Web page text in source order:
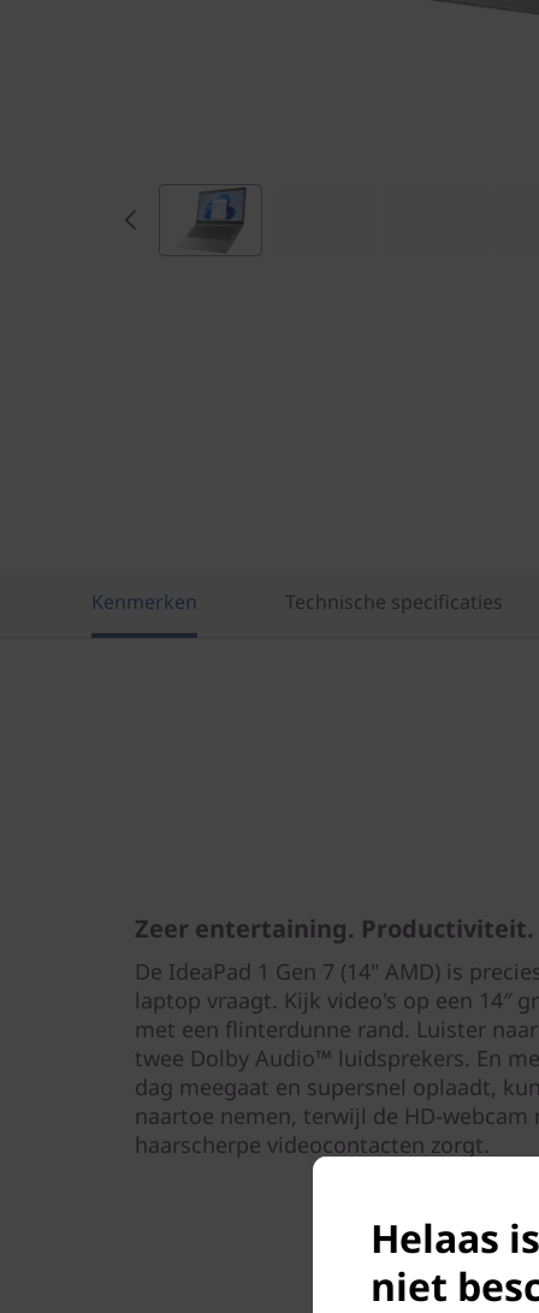
Kenmerken Technische specificaties
Zeer entertaining. Productiviteit.
De IdeaPad 1 Gen 7 (14" AMD) is
laptop vraagt. Kijk video's op een 14″
met een flinterdunne rand. Luister
twee Dolby Audio™ luidsprekers. En
dag meegaat en supersnel oplaadt,
naartoe nemen, terwijl de HD-
haarscherpe videocontacten zorgt.
Helaas
niet